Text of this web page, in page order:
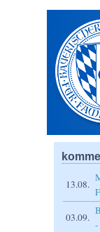
13.08.
03.09.